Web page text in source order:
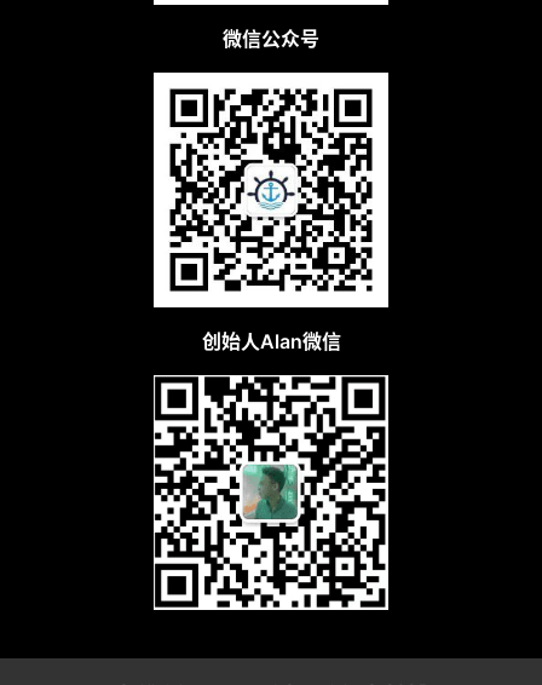
微信公众号
创始人Alan微信